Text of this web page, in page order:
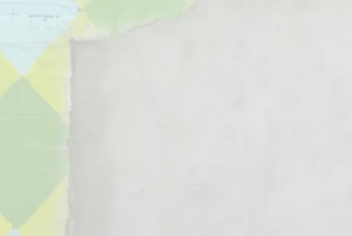
Malestar en el sector privado por
los cambios sin fin al proyecto de